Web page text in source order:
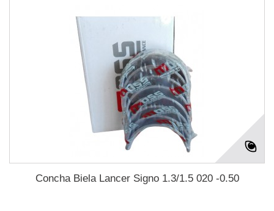
Concha Biela Lancer Signo 1.3/1.5 020 -0.50